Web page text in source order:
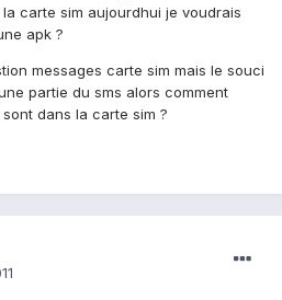
carte sim aujourdhui je voudrais
apk ?
messages carte sim mais le souci
partie du sms alors comment
dans la carte sim ?